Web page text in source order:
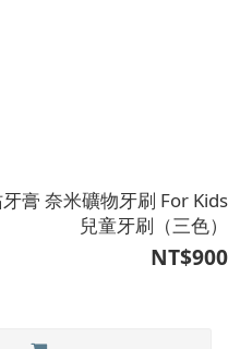
膏 奈米礦物牙刷 For Kids
兒童牙刷（三色）
NT$900